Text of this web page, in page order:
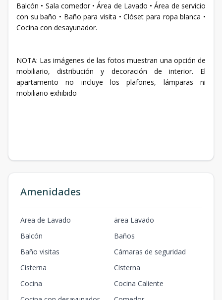
Balcón • Sala comedor • Área de Lavado • Área de servicio
con su baño • Baño para visita • Clóset para ropa blanca •
Cocina con desayunador.
NOTA: Las imágenes de las fotos muestran una opción de
mobiliario, distribución y decoración de interior. El
apartamento no incluye los plafones, lámparas ni
mobiliario exhibido
Amenidades
Area de Lavado
ärea Lavado
Balcón
Baños
Baño visitas
Cámaras de seguridad
Cisterna
Cisterna
Cocina
Cocina Caliente